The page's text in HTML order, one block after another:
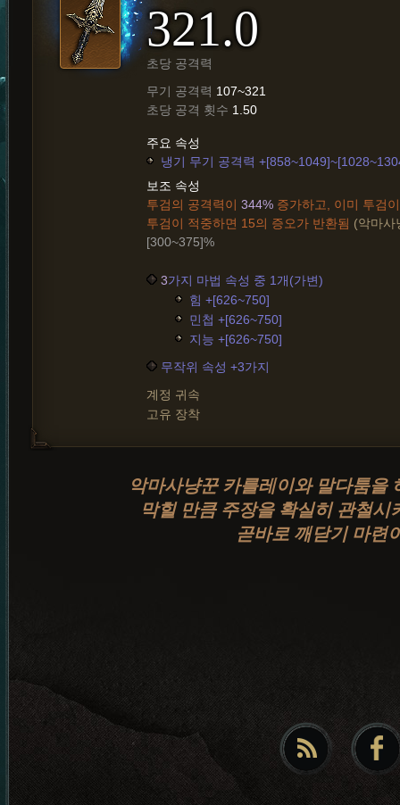
321.0
초당 공격력
무기 공격력 107~321
초당 공격 횟수 1.50
주요 속성
냉기 무기 공격력
보조 속성
투검의 공격력이 344% 증가하고, 이미 투검
투검이 적중하면 15의 증오가 반환됨 (악마사
[300~375]%
3가지 마법 속성 중 1개(가변)
힘 +[626~750]
민첩 +[626~750]
지능 +[626~750]
무작위 속성 +3가지
계정 귀속
고유 장착
악마사냥꾼 카를레이와 말다툼을
막힐 만큼 주장을 확실히 관철시
곧바로 깨닫기 마련